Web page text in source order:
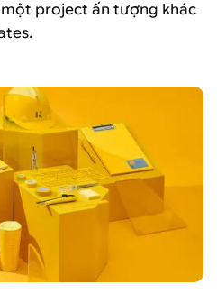
project ấn tượng khác